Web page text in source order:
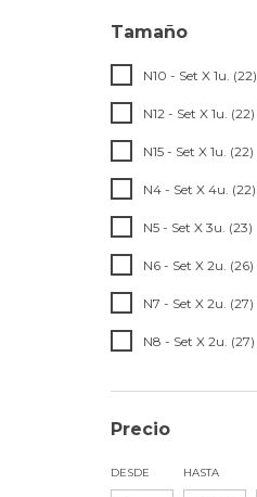
Tamaño
N10 - Set X 1u. (22)
N12 - Set X 1u. (22)
N15 - Set X 1u. (22)
N4 - Set X 4u. (22)
N5 - Set X 3u. (23)
N6 - Set X 2u. (26)
N7 - Set X 2u. (27)
N8 - Set X 2u. (27)
Precio
DESDE HASTA